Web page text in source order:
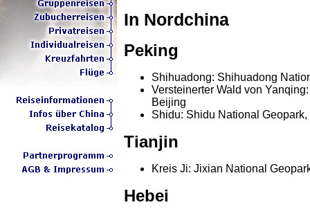
In Nordchina
Peking
Shihuadong: Shihuadong
Versteinerter Wald von
Beijing
Shidu: Shidu National
Tianjin
Kreis Ji: Jixian National
Hebei